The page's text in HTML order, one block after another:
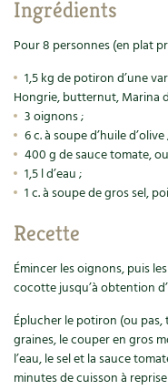
Manger bio
Cures, régimes
Dessert, Boulangerie
NOUVEAUTÉS
Feuilleter le
Le magazine Les 4
Stages
Cartes cadeau
Séjourner en Trièves
Nous contacter
Bricolages au jardin
Outils et ustensiles du
Biodiversité
Ravageurs et maladies au
Petit élevage
Alimentation et nutrition
Recettes par type de plat
Les chroniques de
Forums
Jardin bio
Habitat écologique
Cuisine saine
Soins naturels
Société et alternatives
Questions à la rédaction
Ingrédients
Pour 8 personnes (en plat
1,5 kg de potiron d’une
Hongrie, butternut, Marina
3 oignons ;
6 c. à soupe d’huile d’olive
400 g de sauce tomate,
1,5 l d’eau ;
1 c. à soupe de gros sel,
Recette
Émincer les oignons, puis
cocotte jusqu’à obtention
Éplucher le potiron (ou
graines, le couper en gros
l’eau, le sel et la sauce
minutes de cuisson à